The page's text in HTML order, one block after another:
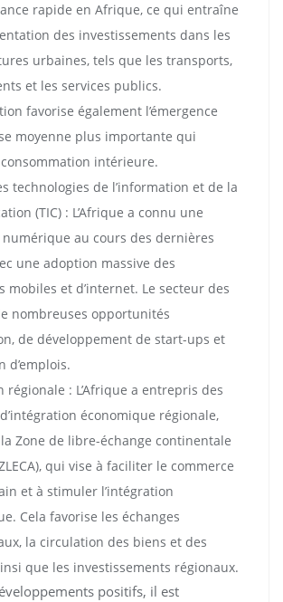
rapide en Afrique, ce qui entraîne
des investissements dans les
urbaines, tels que les transports,
et les services publics.
favorise également l’émergence
moyenne plus importante qui
intérieure.
technologies de l’information et de la
(TIC) : L’Afrique a connu une
au cours des dernières
une adoption massive des
mobiles et d’internet. Le secteur des
nombreuses opportunités
de développement de start-ups et
d’emplois.
régionale : L’Afrique a entrepris des
économique régionale,
Zone de libre-échange continentale
qui vise à faciliter le commerce
et à stimuler l’intégration
Cela favorise les échanges
la circulation des biens et des
que les investissements régionaux.
positifs, il est